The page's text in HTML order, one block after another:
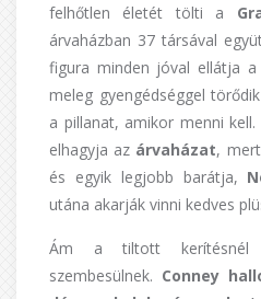
felhőtlen életét tölti a
árvaházban 37 társával
figura minden jóval ellátja
meleg gyengédséggel
a pillanat, amikor menni
elhagyja az árvaházat,
és egyik legjobb barátja,
utána akarják vinni kedves
Ám a tiltott kerítésnél
szembesülnek. Conney